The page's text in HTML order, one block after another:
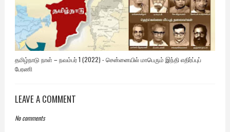
தமிழ்நாடு நாள் – நவம்பர் 1 (2022) - சென்னையில் மாபெரும் இந்தி எதிர்ப்புப்
பேரணி
LEAVE A COMMENT
No comments